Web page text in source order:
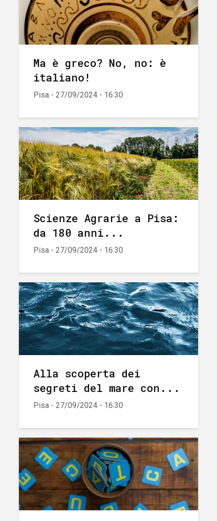
Ma è greco? No, no: è
italiano!
Pisa - 27/09/2024 - 16:30
Scienze Agrarie a Pisa:
da 180 anni...
Pisa - 27/09/2024 - 16:30
Alla scoperta dei
segreti del mare con...
Pisa - 27/09/2024 - 16:30